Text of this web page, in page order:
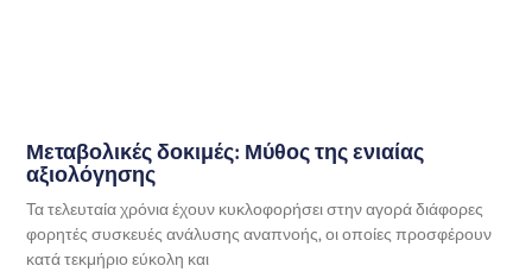
Μεταβολικές δοκιμές: Μύθος της ενιαίας
αξιολόγησης
Τα τελευταία χρόνια έχουν κυκλοφορήσει στην αγορά διάφορες
φορητές συσκευές ανάλυσης αναπνοής, οι οποίες προσφέρουν
κατά τεκμήριο εύκολη και